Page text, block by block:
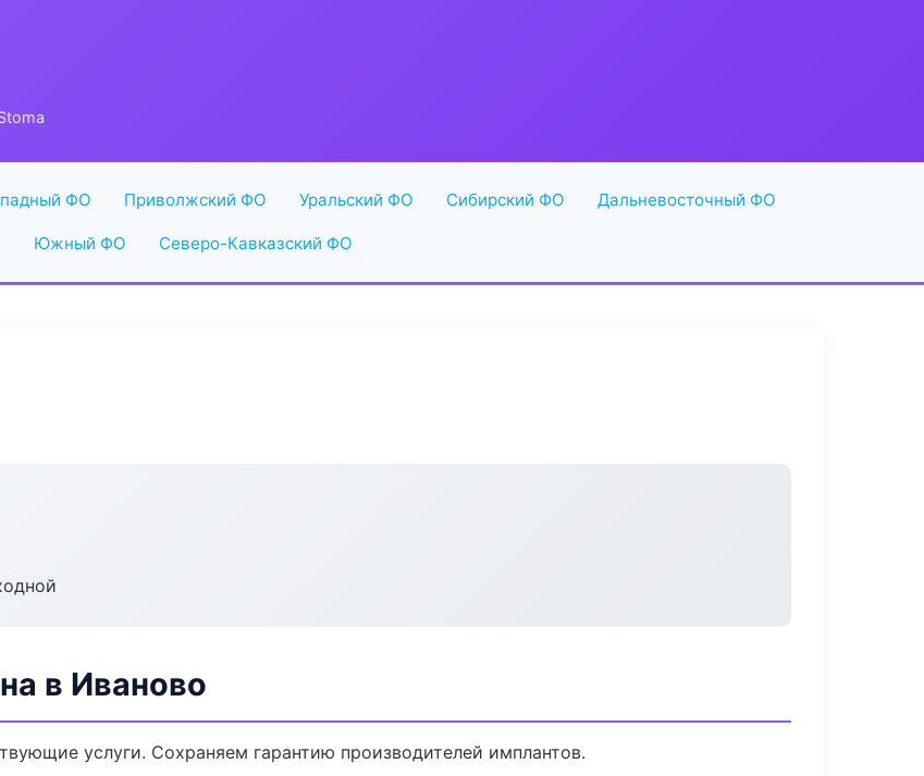
ФО Приволжский ФО Уральский ФО Сибирский ФО Дальневосточный ФО
Южный ФО Северо-Кавказский ФО
в Иваново
услуги. Сохраняем гарантию производителей имплантов.